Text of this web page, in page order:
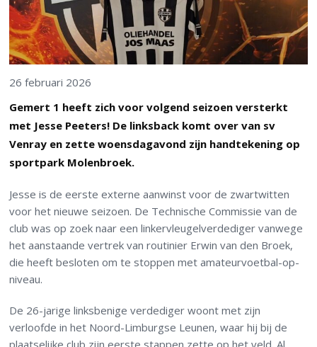
26 februari 2026
Gemert 1 heeft zich voor volgend seizoen versterkt
met Jesse Peeters! De linksback komt over van sv
Venray en zette woensdagavond zijn handtekening op
sportpark Molenbroek.
Jesse is de eerste externe aanwinst voor de zwartwitten
voor het nieuwe seizoen. De Technische Commissie van de
club was op zoek naar een linkervleugelverdediger vanwege
het aanstaande vertrek van routinier Erwin van den Broek,
die heeft besloten om te stoppen met amateurvoetbal-op-
niveau.
De 26-jarige linksbenige verdediger woont met zijn
verloofde in het Noord-Limburgse Leunen, waar hij bij de